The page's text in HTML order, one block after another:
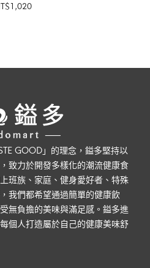
1,020
GOOD」的理念，鎰多堅持以
致力於開發多樣化的潮流健康食
班族、家庭、健身愛好者、特殊
我們都希望通過簡單的健康飲
無負擔的美味與滿足感。鎰多進
個人打造屬於自己的健康美味舒